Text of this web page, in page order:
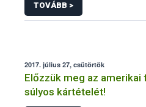
TOVÁBB >
2017. július 27, csütörtök
Előzzük meg az
súlyos kártételét!